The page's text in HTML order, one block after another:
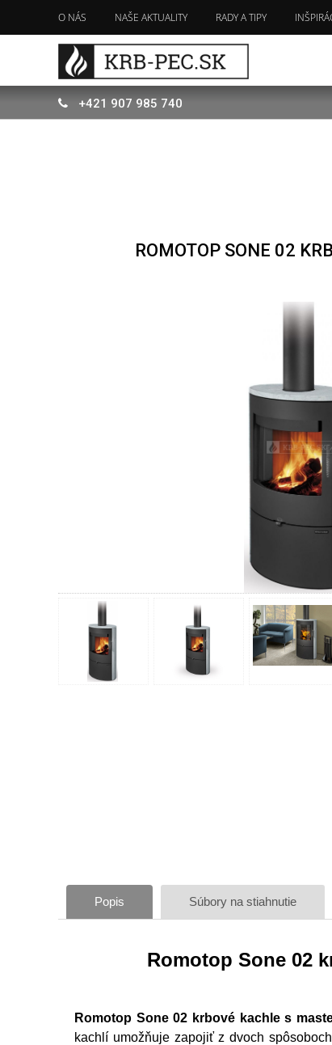
O NÁS NAŠE AKTUALITY RADY A TIPY
+421 907 985 740
ROMOTOP SONE 02
Popis Súbory na stiahnutie
Romotop Sone 02
Romotop Sone 02 krbové kachle s
kachlí umožňuje zapojiť z dvoch